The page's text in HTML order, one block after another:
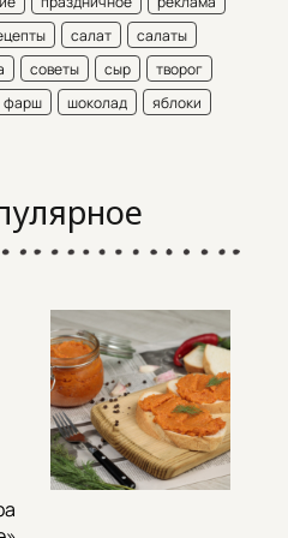
салат
салаты
советы сыр
творог
фарш шоколад яблоки